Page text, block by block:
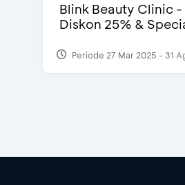
Blink Beauty Clinic -
Diskon 25% &
Periode 27 Mar 2025 - 31